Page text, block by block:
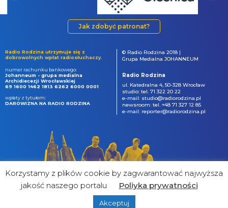
Jak zdobyć patronat?
Radio Rodzina utrzymuje się z
dobrowolnych wpłat radiosłuchaczy.
numer rachunku bankowego:
Johanneum - grupa medialna
Archidiecezji Wrocławskiej
69 1600 1462 1813 6262 6000 0001
wpłaty z tytułem:
DAROWIZNA NA RADIO RODZINA
© Radio Rodzina 2018 |
Grupa Medialna JOHANNEUM
Radio Rodzina
ul. Katedralna 4, 50-328 Wrocław
studio: tel. 71 322 20 22
e-mail: studio@radiorodzina.pl
newsroom: tel. +48 71 327 12 85
e-mail: reporter@radiorodzina.pl
&
Korzystamy z plików cookie by zagwarantować najwyższa
jakość naszego portalu
Poliyka prywatności
Akceptuj